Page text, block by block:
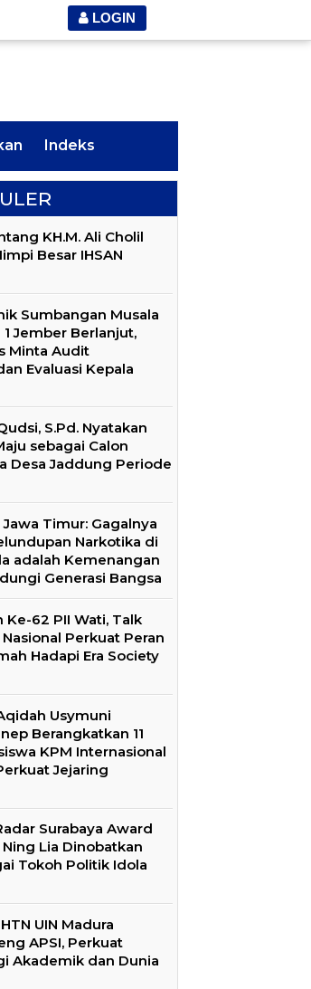
LOGIN
Indeks
KH.M. Ali Cholil
Besar IHSAN
Sumbangan Musala
1 Jember Berlanjut,
Minta Audit
Evaluasi Kepala
S.Pd. Nyatakan
sebagai Calon
Desa Jaddung Periode
Timur: Gagalnya
Narkotika di
adalah Kemenangan
Generasi Bangsa
Ke-62 PII Wati, Talk
Perkuat Peran
Hadapi Era Society
Usymuni
Berangkatkan 11
KPM Internasional
Jejaring
Surabaya Award
Lia Dinobatkan
Tokoh Politik Idola
UIN Madura
APSI, Perkuat
Akademik dan Dunia